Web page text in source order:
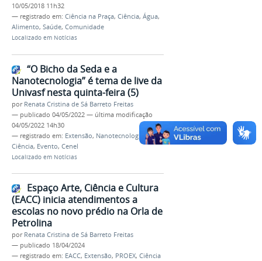
10/05/2018 11h32
— registrado em: Ciência na Praça, Ciência, Água,
Alimento, Saúde, Comunidade
Localizado em Notícias
“O Bicho da Seda e a
Nanotecnologia” é tema de live da
Univasf nesta quinta-feira (5)
por Renata Cristina de Sá Barreto Freitas
— publicado 04/05/2022 — última modificação
04/05/2022 14h30
— registrado em: Extensão, Nanotecnologia
,
Ciência, Evento, Cenel
Localizado em Notícias
Espaço Arte, Ciência e Cultura
(EACC) inicia atendimentos a
escolas no novo prédio na Orla de
Petrolina
por Renata Cristina de Sá Barreto Freitas
— publicado 18/04/2024
— registrado em: EACC, Extensão, PROEX, Ciência